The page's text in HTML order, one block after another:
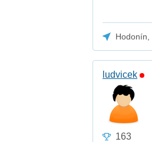
Hodonín,
ludvicek
163